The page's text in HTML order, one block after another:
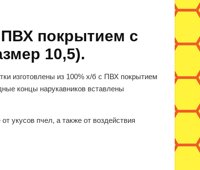
ПВХ покрытием с
10,5).
изготовлены из 100% х/б с ПВХ покрытием
концы нарукавников вставлены
укусов пчел, а также от воздействия